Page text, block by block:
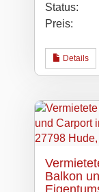
Status:
Preis:
Details
Balkon